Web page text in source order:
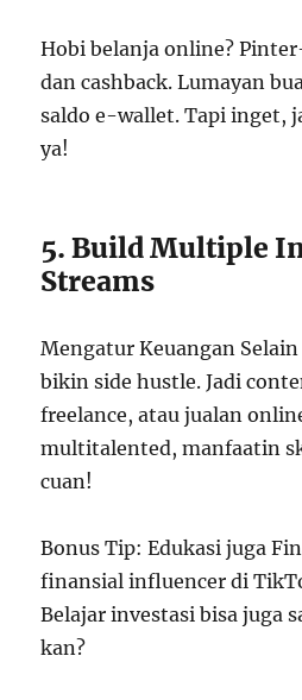
Hobi belanja online?
dan cashback. Lumayan
saldo e-wallet. Tapi inget,
ya!
5. Build Multiple
Streams
Mengatur Keuangan
bikin side hustle. Jadi
freelance, atau jualan
multitalented, manfaatin
cuan!
Bonus Tip: Edukasi juga
finansial influencer di
Belajar investasi bisa juga
kan?